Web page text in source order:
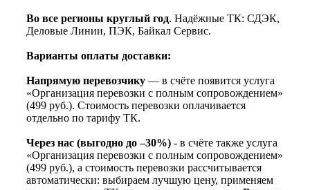
Во все регионы круглый год. Надёжные ТК: СДЭК,
Деловые Линии, ПЭК, Байкал Сервис.
Варианты оплаты доставки:
Напрямую перевозчику — в счёте появится услуга
«Организация перевозки с полным сопровождением»
(499 руб.). Стоимость перевозки оплачивается
отдельно по тарифу ТК.
Через нас (выгодно до –30%) - в счёте также услуга
«Организация перевозки с полным сопровождением»
(499 руб.), а стоимость перевозки рассчитывается
автоматически: выбираем лучшую цену, применяем